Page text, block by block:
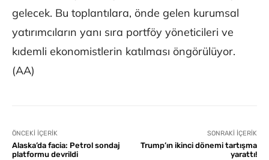
gelecek. Bu toplantılara, önde gelen kurumsal
yatırımcıların yanı sıra portföy yöneticileri ve
kıdemli ekonomistlerin katılması öngörülüyor.
(AA)
ÖNCEKI İÇERIK
Alaska’da facia: Petrol sondaj
platformu devrildi
SONRAKI İÇERIK
Trump’ın ikinci dönemi tartışma
yarattı!